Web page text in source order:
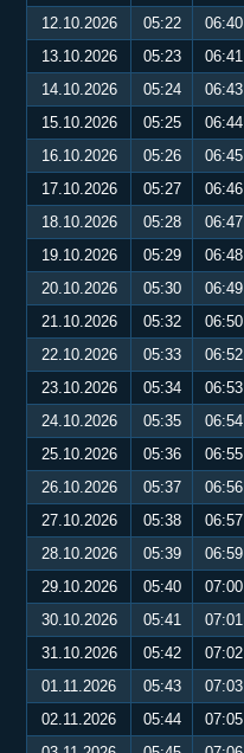
12.10.2026
05:22 06:40
13.10.2026
05:23 06:41
14.10.2026
05:24 06:43
15.10.2026
05:25 06:44
16.10.2026
05:26 06:45
17.10.2026
05:27 06:46
18.10.2026
05:28 06:47
19.10.2026
05:29 06:48
20.10.2026
05:30 06:49
21.10.2026
05:32 06:50
22.10.2026
05:33 06:52
23.10.2026
05:34 06:53
24.10.2026
05:35 06:54
25.10.2026
05:36 06:55
26.10.2026
05:37 06:56
27.10.2026
05:38 06:57
28.10.2026
05:39 06:59
29.10.2026
05:40 07:00
30.10.2026
05:41 07:01
31.10.2026
05:42 07:02
01.11.2026
05:43 07:03
02.11.2026
05:44 07:05